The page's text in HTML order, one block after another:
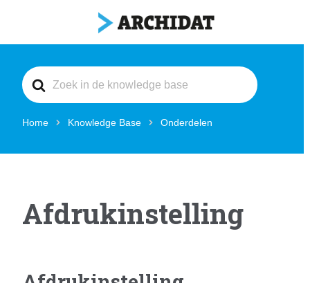
Search
For
Home Knowledge Base Onderdelen
Afdrukinstelling